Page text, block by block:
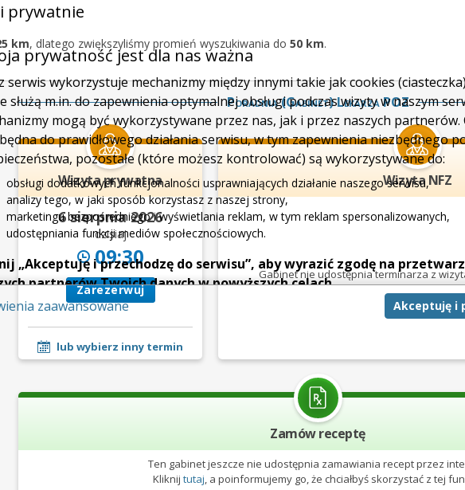
prywatnie
km, dlatego zwiększyliśmy promień wyszukiwania do 50 km.
Poradnia (gabinet) Lekarza POZ
Wizyta prywatna
6 sierpnia 2026
dzisiaj
09:30
Zarezerwuj
lub wybierz inny termin
Wizyta NFZ
Gabinet nie udostępnia terminarza z
Zamów receptę
Ten gabinet jeszcze nie udostępnia zamawiania recept przez
Kliknijtutaj, a poinformujemy go, że chciałbyś skorzystać z tej
prywatność jest dla nas ważna
serwis wykorzystuje mechanizmy między innymi takie jak cookies
służą m.in. do zapewnienia optymalnej obsługi podczas wizyty w naszym
mogą być wykorzystywane przez nas, jak i przez naszych partnerów.
do prawidłowego działania serwisu, w tym zapewnienia niezbędnego
pozostałe (które możesz kontrolować) są wykorzystywane do:
obsługi dodatkowych funkcjonalności usprawniających działanie naszego serwisu,
analizy tego, w jaki sposób korzystasz z naszej strony,
marketingu bezpośredniego i wyświetlania reklam, w tym reklam spersonalizowanych,
udostępniania funkcji mediów społecznościowych.
„Akceptuję i przechodzę do serwisu”, aby wyrazić zgodę na
partnerów Twoich danych w powyższych celach.
że wyrażenie zgody jest dobrowolne, a wyrażoną zgodę możesz w
wycofać zgodę na przetwarzanie Twoich danych tylko w niektórych celach.
więcej lub chcesz przeprowadzić konfigurację szczegółową, to możesz tego
zaawansowanych”.
informacji na temat wykorzystywania narzędzi zewnętrznych w naszym
Akceptuję i
zaawansowane